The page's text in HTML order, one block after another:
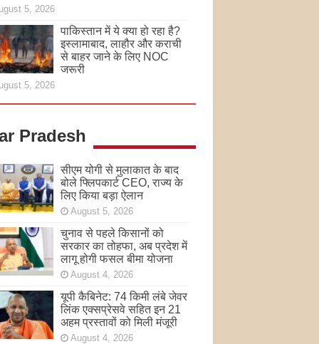
5, 2026
पाकिस्तान में ये क्या हो रहा है?
इस्लामाबाद, लाहौर और कराची
से बाहर जाने के लिए NOC
जरूरी
5, 2026
Pradesh
सीएम योगी से मुलाकात के बाद
बोले फ्लिपकार्ट CEO, राज्य के
लिए किया बड़ा ऐलान
August 5, 2026
चुनाव से पहले किसानों को
सरकार का तोहफा, अब प्रदेश में
लागू होगी फसल बीमा योजना
August 4, 2026
यूपी कैबिनेट: 74 किमी लंबे जेवर
लिंक एक्सप्रेसवे सहित इन 21
अहम प्रस्तावों को मिली मंजूरी
August 4, 2026